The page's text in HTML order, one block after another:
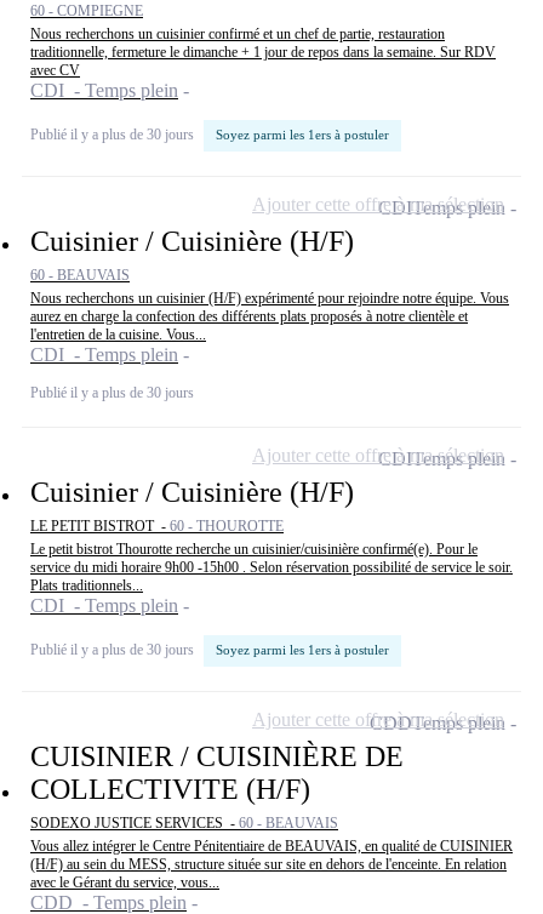
60 - COMPIEGNE
Nous recherchons un cuisinier confirmé et un chef de partie, restauration
traditionnelle, fermeture le dimanche + 1 jour de repos dans la semaine. Sur RDV
avec CV
CDI - Temps plein
Publié il y a plus de 30 jours Soyez parmi les 1ers à postuler
Cuisinier / Cuisinière (H/F)
60 - BEAUVAIS
Nous recherchons un cuisinier (H/F) expérimenté pour rejoindre notre équipe. Vous
aurez en charge la confection des différents plats proposés à notre clientèle et
l'entretien de la cuisine. Vous...
CDI - Temps plein
Publié il y a plus de 30 jours
CDITemps plein
Ajouter cette offre à ma sélection
Cuisinier / Cuisinière (H/F)
LE PETIT BISTROT - 60 - THOUROTTE
Le petit bistrot Thourotte recherche un cuisinier/cuisinière confirmé(e). Pour le
service du midi horaire 9h00 -15h00 . Selon réservation possibilité de service le soir.
Plats traditionnels...
CDI - Temps plein
Publié il y a plus de 30 jours Soyez parmi les 1ers à postuler
CDITemps plein
Ajouter cette offre à ma sélection
CUISINIER / CUISINIÈRE DE
COLLECTIVITE (H/F)
SODEXO JUSTICE SERVICES - 60 - BEAUVAIS
Vous allez intégrer le Centre Pénitentiaire de BEAUVAIS, en qualité de CUISINIER
(H/F) au sein du MESS, structure située sur site en dehors de l'enceinte. En relation
avec le Gérant du service, vous...
CDD - Temps plein
CDDTemps plein
Ajouter cette offre à ma sélection